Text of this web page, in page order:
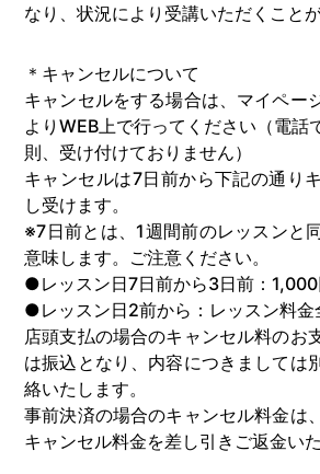
なり、状況により受講いただくこと
＊キャンセルについて
キャンセルをする場合は、マイペー
よりWEB上で行ってください（電話
則、受け付けておりません）
キャンセルは7日前から下記の通り
し受けます。
※7日前とは、1週間前のレッスンと
意味します。ご注意ください。
●レッスン日7日前から3日前：1,000
●レッスン日2前から：レッスン料金
店頭支払の場合のキャンセル料のお
は振込となり、内容につきましては
絡いたします。
事前決済の場合のキャンセル料金は
キャンセル料金を差し引きご返金いた